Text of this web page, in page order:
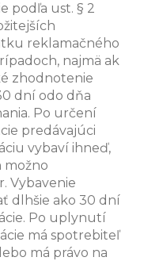
podľa ust. § 2
reklamačného
najmä ak
zhodnotenie
dní odo dňa
Po určení
predávajúci
vybaví ihneď,
možno
Vybavenie
dlhšie ako 30 dní
Po uplynutí
má spotrebiteľ
má právo na